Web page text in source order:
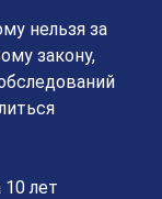
нельзя за
закону,
лет